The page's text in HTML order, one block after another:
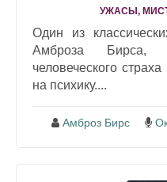
УЖАСЫ,
Один из
Амброза Бирса,
человеческого
на психику....
Амброз Бирс